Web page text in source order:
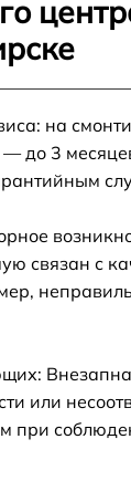
на
до 3
связан с
или
при